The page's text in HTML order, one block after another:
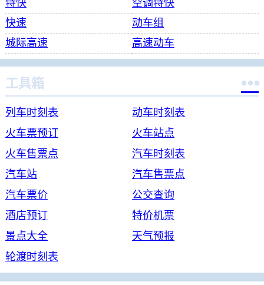
特快
空调特快
快速
动车组
城际高速
高速动车
工具箱 
列车时刻表
动车时刻表
火车票预订
火车站点
火车售票点
汽车时刻表
汽车站
汽车售票点
汽车票价
公交查询
酒店预订
特价机票
景点大全
天气预报
轮渡时刻表